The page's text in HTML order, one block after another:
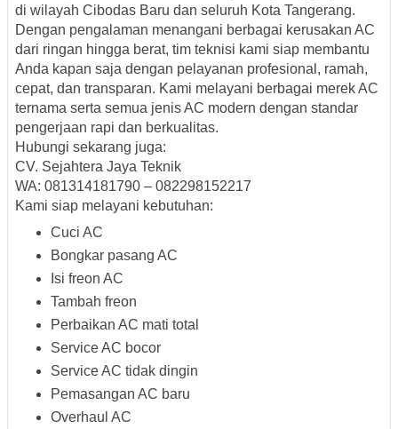
di wilayah Cibodas Baru dan seluruh Kota Tangerang.
Dengan pengalaman menangani berbagai kerusakan AC
dari ringan hingga berat, tim teknisi kami siap membantu
Anda kapan saja dengan pelayanan profesional, ramah,
cepat, dan transparan. Kami melayani berbagai merek AC
ternama serta semua jenis AC modern dengan standar
pengerjaan rapi dan berkualitas.
Hubungi sekarang juga:
CV. Sejahtera Jaya Teknik
WA: 081314181790 – 082298152217
Kami siap melayani kebutuhan:
Cuci AC
Bongkar pasang AC
Isi freon AC
Tambah freon
Perbaikan AC mati total
Service AC bocor
Service AC tidak dingin
Pemasangan AC baru
Overhaul AC